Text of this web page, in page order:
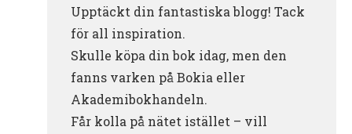
Upptäckt din fantastiska blogg! Tack
för all inspiration.
Skulle köpa din bok idag, men den
fanns varken på Bokia eller
Akademibokhandeln.
Får kolla på nätet istället – vill